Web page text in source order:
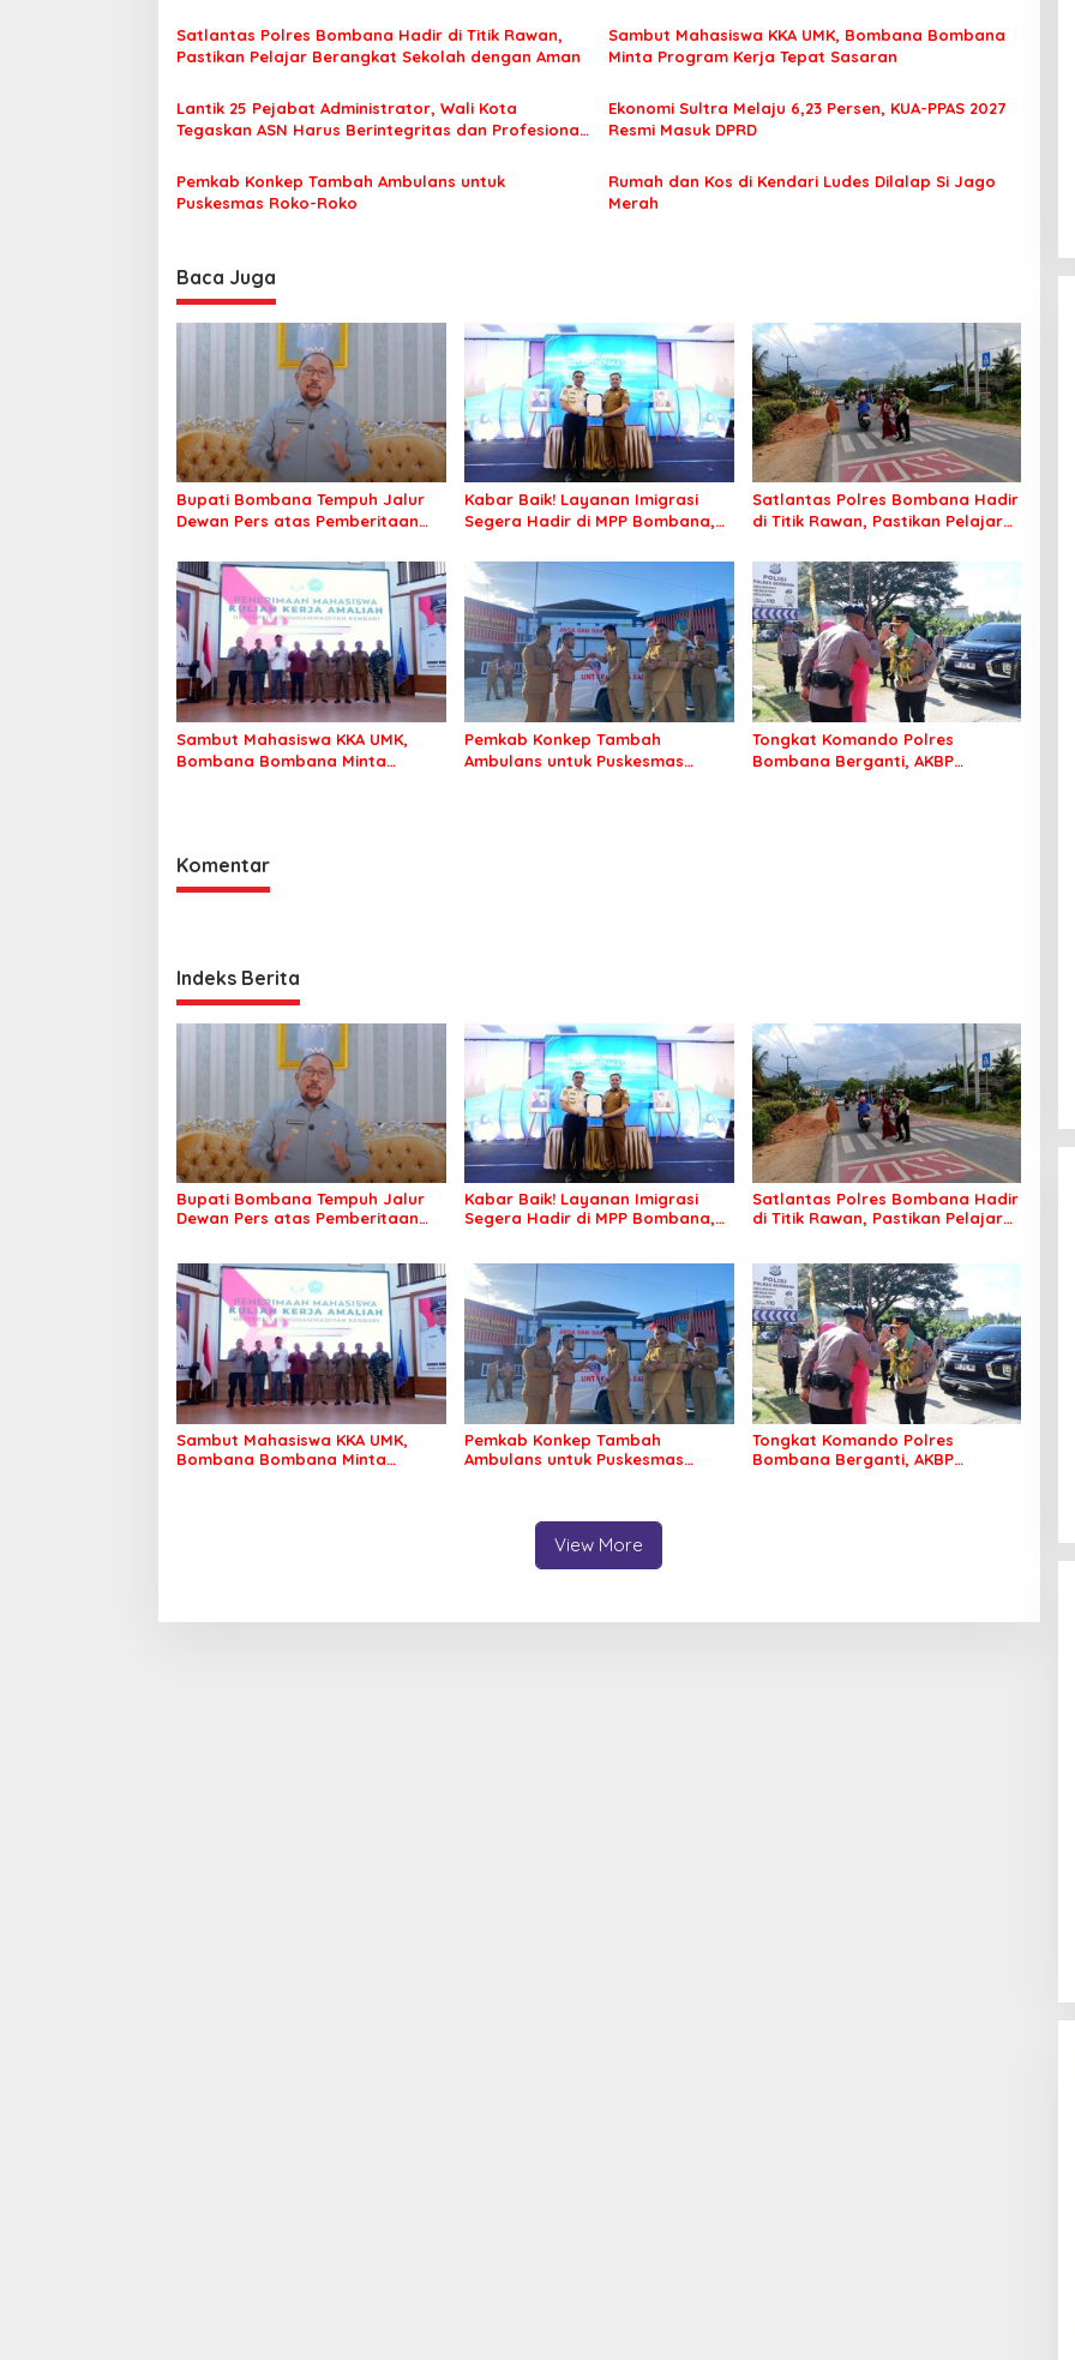
i
o
s
Satlantas Polres Bombana Hadir di Titik Rawan,
Pastikan Pelajar Berangkat Sekolah dengan Aman
Sambut Mahasiswa KKA UMK, Bombana Bombana
Minta Program Kerja Tepat Sasaran
Lantik 25 Pejabat Administrator, Wali Kota
Tegaskan ASN Harus Berintegritas dan Profesional
Ekonomi Sultra Melaju 6,23 Persen, KUA-PPAS 2027
Resmi Masuk DPRD
Pemkab Konkep Tambah Ambulans untuk
Puskesmas Roko-Roko
Rumah dan Kos di Kendari Ludes Dilalap Si Jago
Merah
Baca Juga
Bupati Bombana Tempuh Jalur
Dewan Pers atas Pemberitaan
Cirauci II
Kabar Baik! Layanan Imigrasi
Segera Hadir di MPP Bombana,
Satlantas Polres Bombana Hadir
di Titik Rawan, Pastikan Pelajar
Sambut Mahasiswa KKA UMK,
Bombana Bombana Minta
Pemkab Konkep Tambah
Ambulans untuk Puskesmas
Tongkat Komando Polres
Bombana Berganti, AKBP
Komentar
Indeks Berita
Bupati Bombana Tempuh Jalur
Dewan Pers atas Pemberitaan
Kabar Baik! Layanan Imigrasi
Segera Hadir di MPP Bombana,
Satlantas Polres Bombana Hadir
di Titik Rawan, Pastikan Pelajar
Sambut Mahasiswa KKA UMK,
Bombana Bombana Minta
Pemkab Konkep Tambah
Ambulans untuk Puskesmas
Tongkat Komando Polres
Bombana Berganti, AKBP
View More